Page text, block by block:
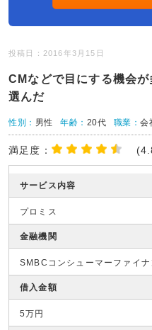
投稿日：2016年3月15日
CMなどで目にする機会
選んだ
性別： 男性 年齢： 20代 職業：会
満足度：
サービス内容
プロミス
金融機関
SMBCコンシューマーファイナ
借入金額
5万円